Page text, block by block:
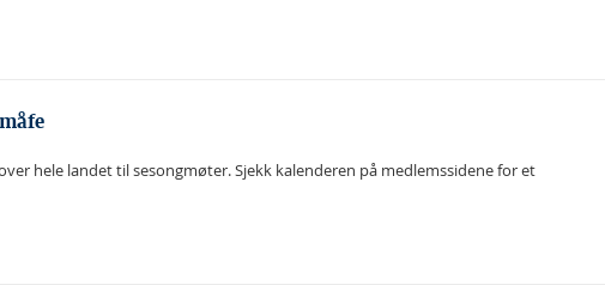
hele landet til sesongmøter. Sjekk kalenderen på medlemssidene for et